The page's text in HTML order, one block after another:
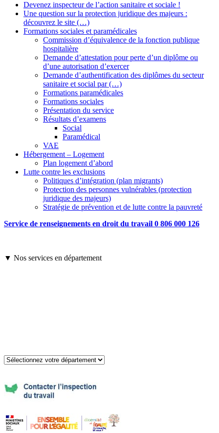
Devenez inspecteur de l’action sanitaire et sociale !
Une question sur la protection juridique des majeurs :
découvrez le site (…)
Formations sociales et paramédicales
Commission d’équivalence de la fonction publique
hospitalière
Demande d’attestation pour perte d’un diplôme ou
d’une autorisation d’exercer
Demande d’authentification des diplômes du secteur
sanitaire et social par (…)
Formations paramédicales
Formations sociales
Présentation du service
Résultats d’examens
Social
Paramédical
VAE
Hébergement – Logement
Plan logement d’abord
Lutte contre les exclusions
Politiques d’intégration (plan migrants)
Protection des personnes vulnérables (protection
juridique des majeurs)
Stratégie de prévention et de lutte contre la pauvreté
Service de renseignements en droit du travail 0 806 000 126
▼ Nos services en département